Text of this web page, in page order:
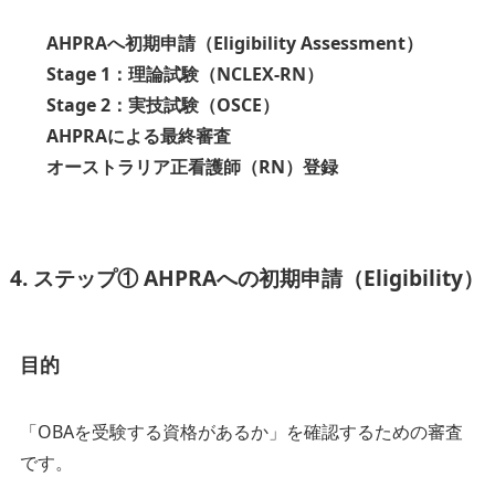
AHPRAへ初期申請（Eligibility Assessment）
Stage 1：理論試験（NCLEX-RN）
Stage 2：実技試験（OSCE）
AHPRAによる最終審査
オーストラリア正看護師（RN）登録
4. ステップ① AHPRAへの初期申請（Eligibility）
目的
「OBAを受験する資格があるか」を確認するための審査
です。